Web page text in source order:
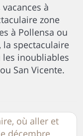
à
zone
à Pollensa ou
spectaculaire
les inoubliables
San Vicente.
où aller et
décembre